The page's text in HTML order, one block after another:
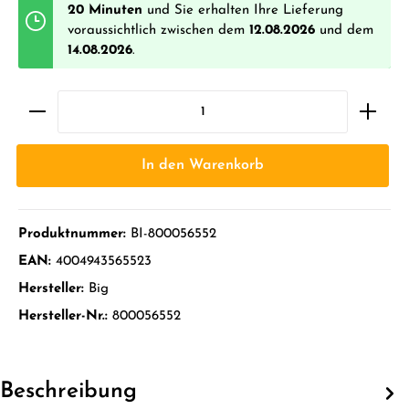
20 Minuten und Sie erhalten Ihre Lieferung
voraussichtlich zwischen dem 12.08.2026 und dem
14.08.2026.
In den Warenkorb
Produktnummer: BI-800056552
EAN: 4004943565523
Hersteller: Big
Hersteller-Nr.: 800056552
Beschreibung